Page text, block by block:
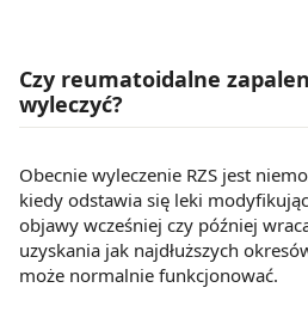
Czy reumatoidalne
wyleczyć?
Obecnie wyleczenie RZS jest
kiedy odstawia się leki
objawy wcześniej czy później
uzyskania jak najdłuższych
może normalnie funkcjonować.